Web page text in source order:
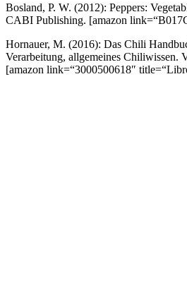
Bosland, P. W. (2012): Peppers:
CABI Publishing. [amazon
Hornauer, M. (2016): Das Chili
Verarbeitung, allgemeines Chiliwissen.
[amazon link=“3000500618″